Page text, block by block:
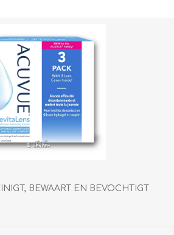
BEWAART EN BEVOCHTIGT